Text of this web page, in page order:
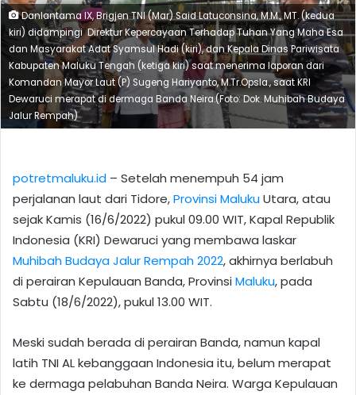
Danlantama IX, Brigjen TNI (Mar) Said Latuconsina, M.M., MT. (kedua
kiri) didampingi Direktur Kepercayaan Terhadap Tuhan Yang Maha Esa
dan Masyarakat Adat Syamsul Hadi (kiri), dan Kepala Dinas Pariwisata
Kabupaten Maluku Tengah (ketiga kiri) saat menerima laporan dari
Komandan Mayor Laut (P) Sugeng Hariyanto, M.Tr.Opsla., saat KRI
Dewaruci merapat di dermaga Banda Neira.(Foto: Dok. Muhibah Budaya
Jalur Rempah)
potretmaluku.id – Setelah menempuh 54 jam
perjalanan laut dari Tidore,Provinsi MalukuUtara, atau
sejak Kamis (16/6/2022) pukul 09.00 WIT, Kapal Republik
Indonesia (KRI) Dewaruci yang membawa laskar
Muhibah Budaya Jalur Rempah 2022, akhirnya berlabuh
di perairan Kepulauan Banda, ProvinsiMaluku, pada
Sabtu (18/6/2022), pukul 13.00 WIT.
Meski sudah berada di perairan Banda, namun kapal
latih TNI AL kebanggaan Indonesia itu, belum merapat
ke dermaga pelabuhan Banda Neira. Warga Kepulauan